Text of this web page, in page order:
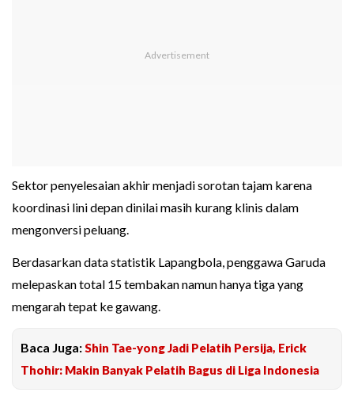
Sektor penyelesaian akhir menjadi sorotan tajam karena
koordinasi lini depan dinilai masih kurang klinis dalam
mengonversi peluang.
Berdasarkan data statistik Lapangbola, penggawa Garuda
melepaskan total 15 tembakan namun hanya tiga yang
mengarah tepat ke gawang.
Baca Juga:Shin Tae-yong Jadi Pelatih Persija, Erick
Thohir: Makin Banyak Pelatih Bagus di Liga Indonesia